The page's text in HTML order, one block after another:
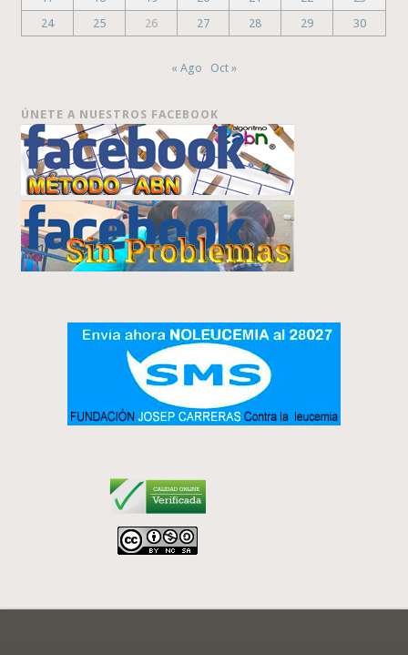
24
25 26 27 28 29 30
« Ago Oct »
ÚNETE A NUESTROS FACEBOOK